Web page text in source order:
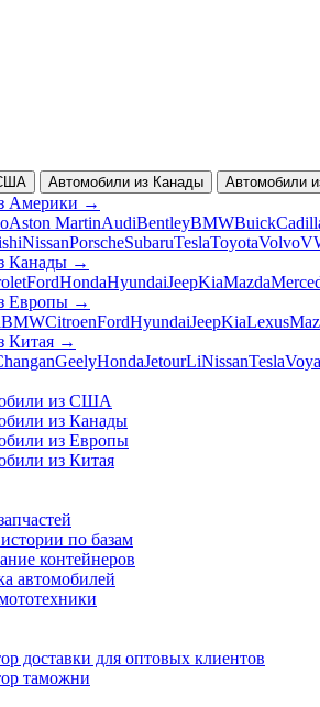
Автомобили из Канады Автомобили
Америки →
Aston MartinAudiBentleyBMWBuick
NissanPorscheSubaruTeslaToyotaVolvo
Канады →
FordHondaHyundaiJeepKiaMazda
Европы →
BMWCitroenFordHyundaiJeepKiaLexus
Китая →
GeelyHondaJetourLiNissanTesla
из США
из Канады
из Европы
из Китая
по базам
контейнеров
автомобилей
доставки для оптовых клиентов
таможни